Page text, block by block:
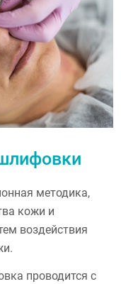
методика,
кожи и
воздействия
проводится с